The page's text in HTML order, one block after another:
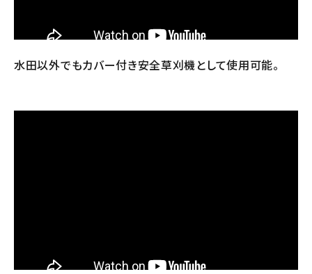
水田以外でもカバー付き安全草刈機として使用可能。